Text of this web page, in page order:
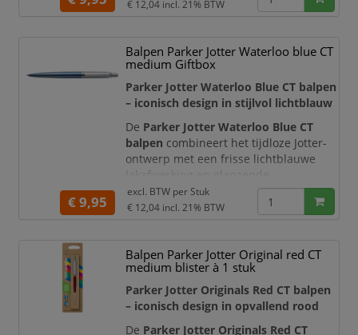
geborsteld roestvrij staal en afgewerkt
clip en herkenbare klik maken deze
balpen direct herkenbaar als een echte
Parker Jotter.
€ 12,04 incl. 21% BTW
Balpen Parker Jotter Waterloo blue CT
medium Giftbox
Parker Jotter Waterloo Blue CT balpen
– iconisch design in stijlvol lichtblauw
De Parker Jotter Waterloo Blue CT
balpen combineert het tijdloze Jotter-
ontwerp met een frisse lichtblauwe
lakafwerking en glanzende
chroomkleurige accenten. De
gestroomlijnde vorm, geborstelde
balpen een elegante en professionele
uitstraling.
Met het herkenbareklikmechanisme
schuift u de schr
€ 9,95
excl. BTW per Stuk
€ 12,04 incl. 21% BTW
Balpen Parker Jotter Original red CT
medium blister à 1 stuk
Parker Jotter Originals Red CT balpen
– iconisch design in opvallend rood
De Parker Jotter Originals Red CT